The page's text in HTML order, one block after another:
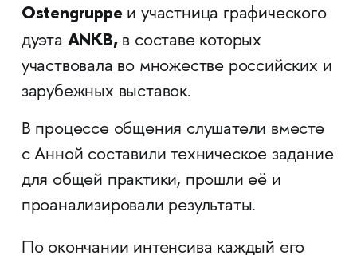
Ostengruppe и участница графического
дуэта ANKB,в составе которых
участвовала во множестве российских и
зарубежных выставок.​​​​​​​ ​​​​​​​​​​​​​​
В процессе общения слушатели вместе
с Анной составили техническое задание
для общей практики, прошли её и
проанализировали результаты.
По окончании интенсива каждый его